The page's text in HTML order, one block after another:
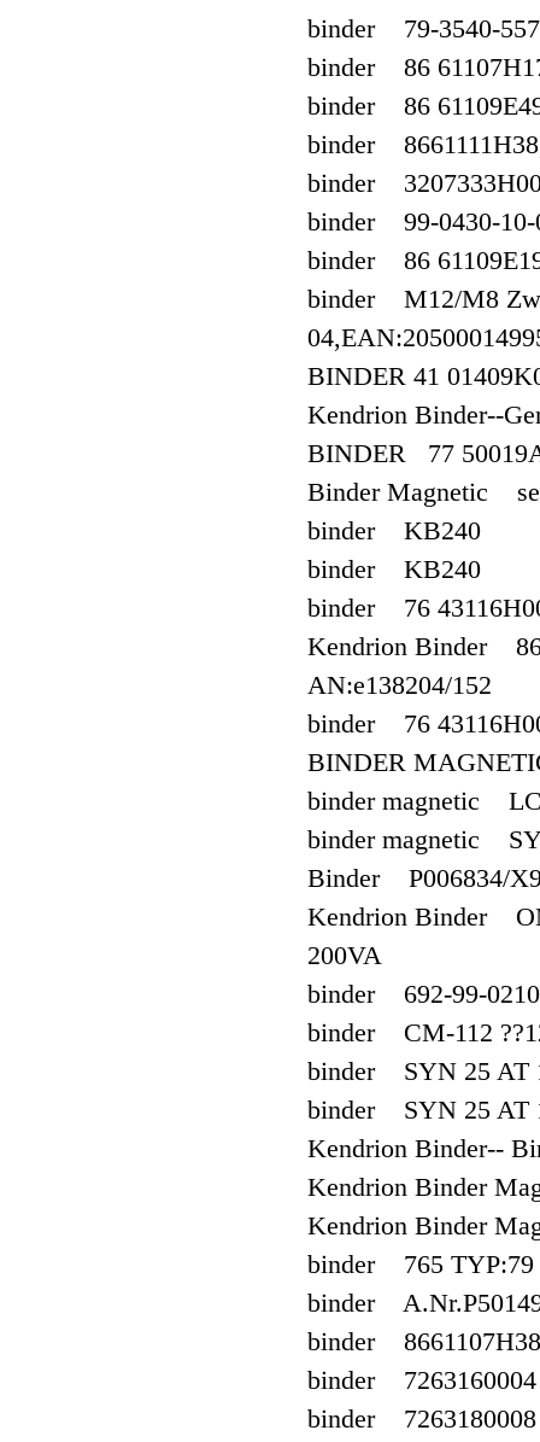
binder 79-3540-
binder 86
binder 86
binder
binder
binder 99-0430-10-
binder 86
binder M12/M8
BINDER 41
Kendrion Binder--
BINDER 77
Binder Magnetic
binder KB240
binder KB240
binder 76
Kendrion Binder 86
AN:e138204/152
binder 76
BINDER
binder magnetic
binder magnetic
Binder P006834/
Kendrion Binder
200VA
binder 692-99-
binder CM-112
binder SYN 25 AT
binder SYN 25 AT
Kendrion Binder--
Kendrion Binder
Kendrion Binder
binder 765 TYP:79
binder
binder
binder 7263160004
binder 7263180008